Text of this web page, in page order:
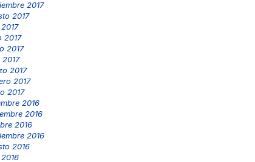
2017
2017
2017
2017
2017
2017
2017
2016
2016
2016
2016
2016